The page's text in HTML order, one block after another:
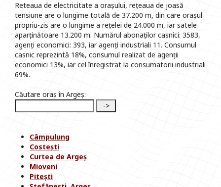
Reteaua de electricitate a orașului, rețeaua de joasă
tensiune are o lungime totală de 37.200 m, din care orașul
propriu-zis are o lungime a rețelei de 24.000 m, iar satele
aparținătoare 13.200 m. Numărul abonaților casnici: 3583,
agenți economici: 393, iar agenți industriali 11. Consumul
casnic reprezintă 18%, consumul realizat de agenții
economici 13%, iar cel înregistrat la consumatorii industriali
69%.
Căutare oraș în Argeș:
Câmpulung
Costești
Curtea de Argeș
Mioveni
Pitești